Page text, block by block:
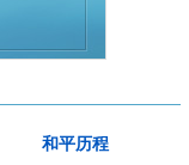
和平历程